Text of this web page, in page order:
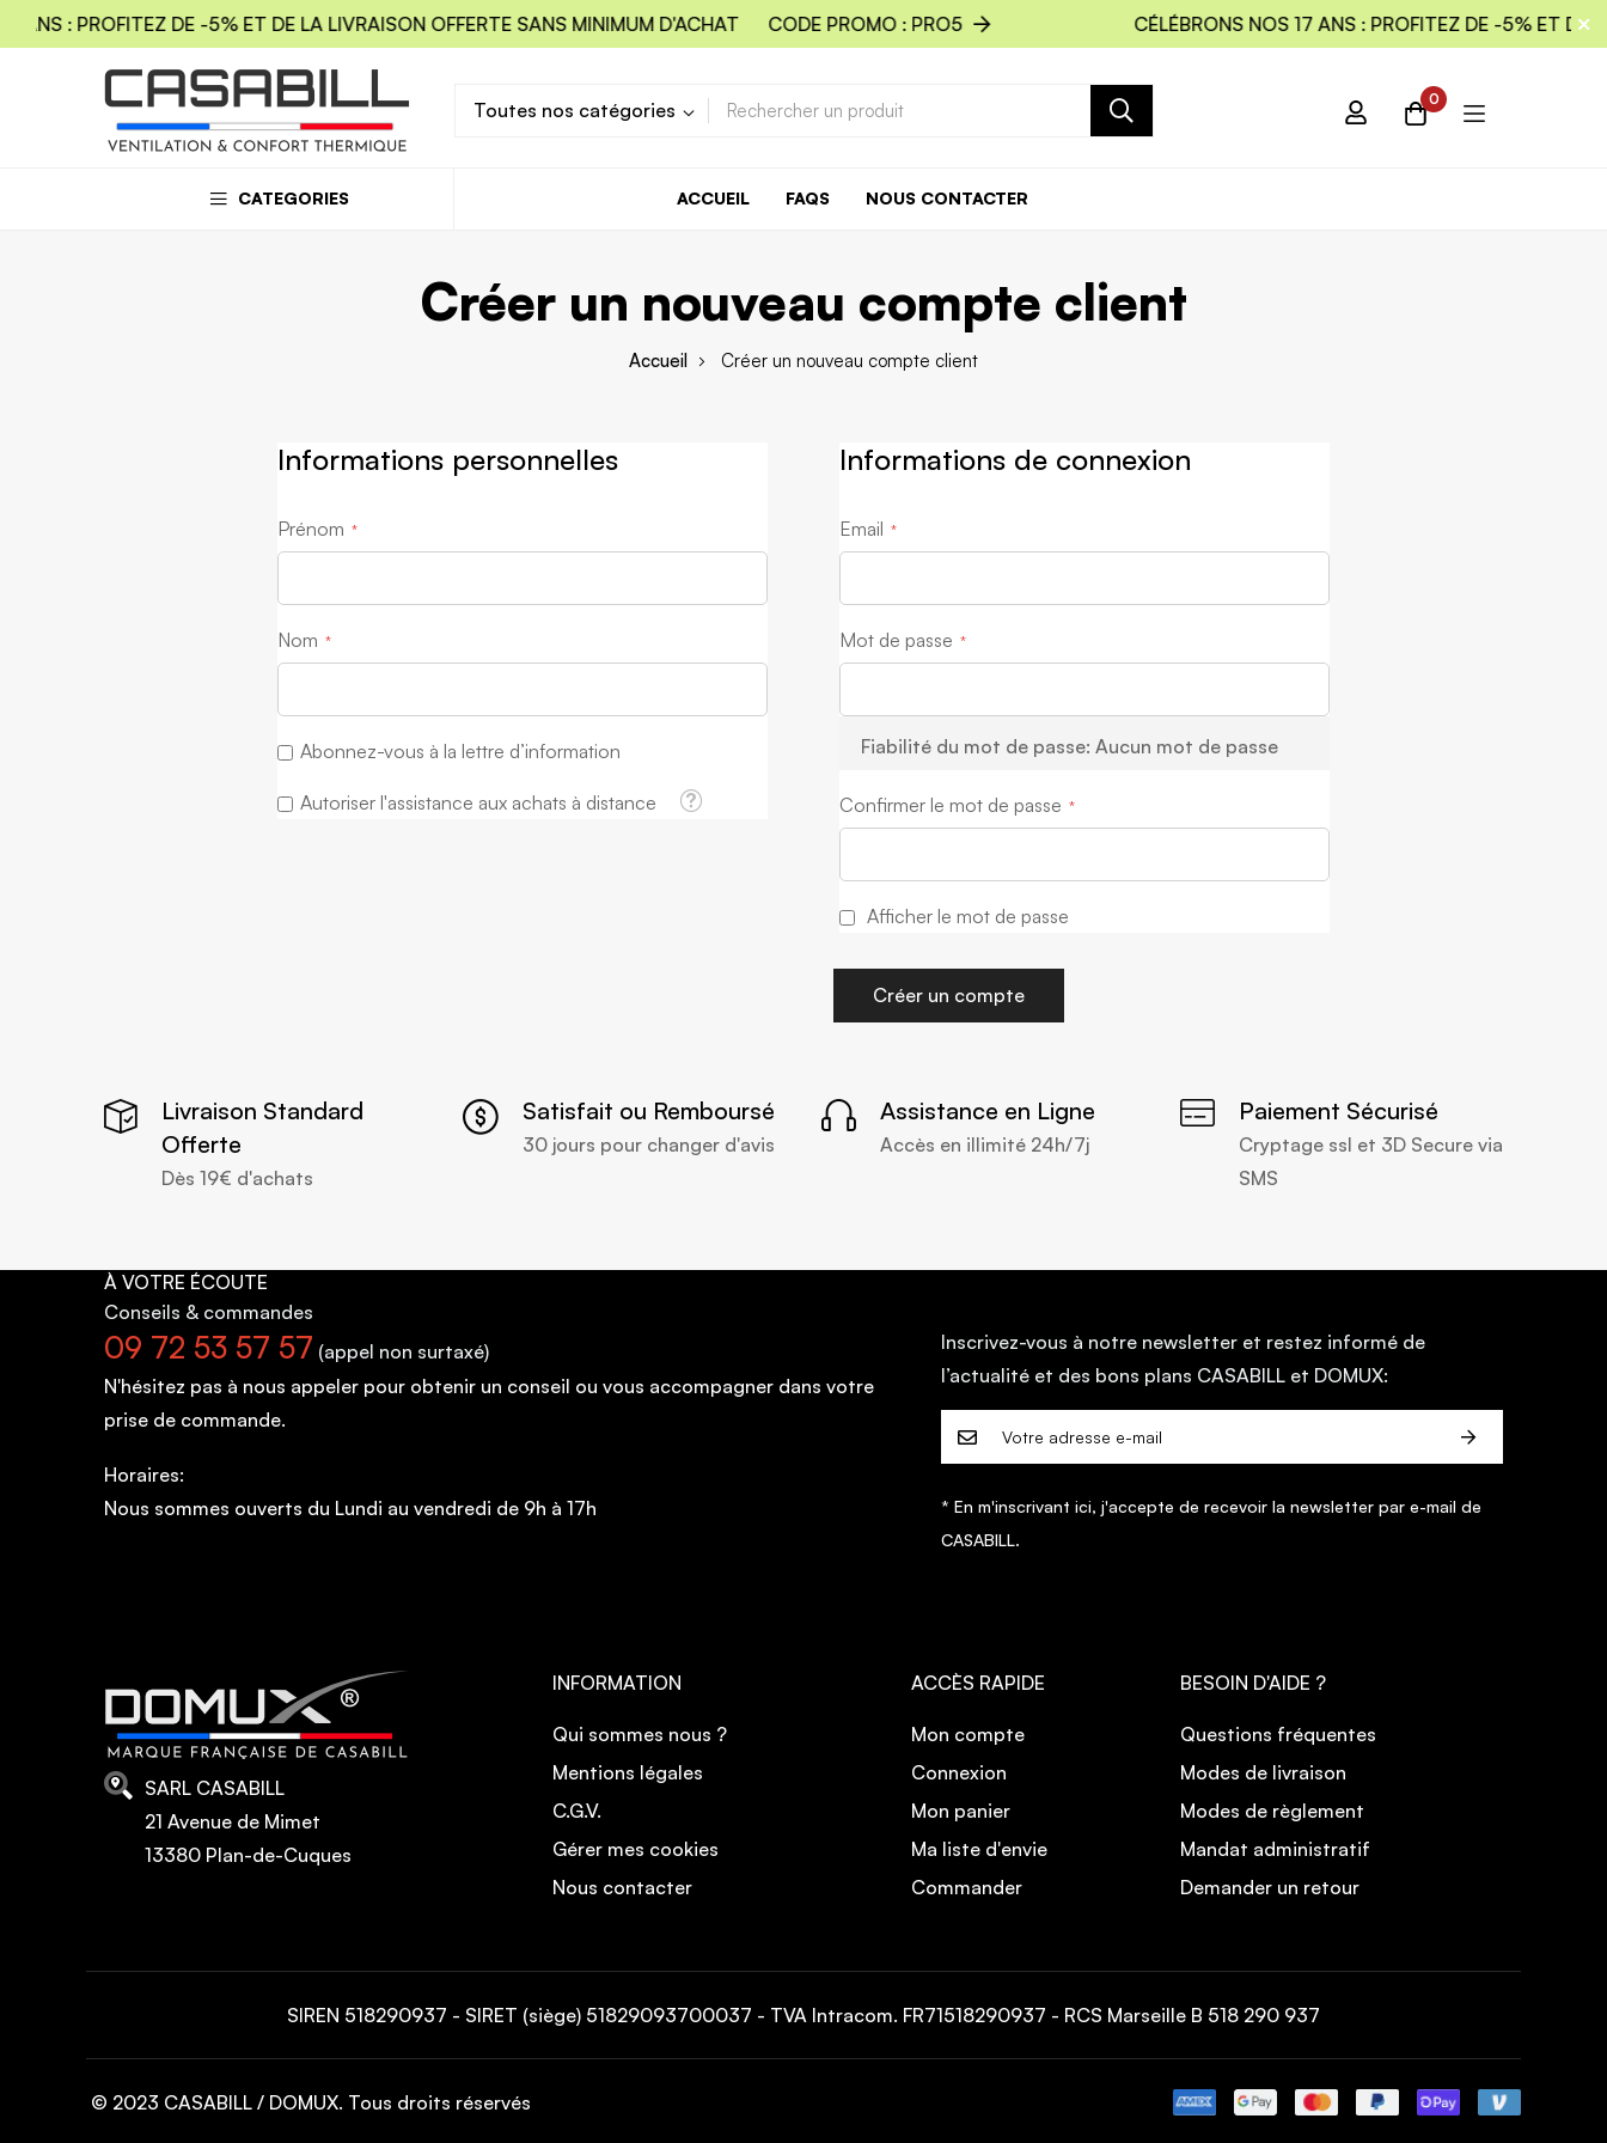
ANS : PROFITEZ DE -5% ET DE LA LIVRAISON OFFERTE SANS MINIMUM D'ACHAT CODE PROMO : PRO5 CÉLÉBRONS NOS 17 ANS : PROFITEZ DE -5% ET DE
Toutes nos catégories 0
CATEGORIES ACCUEIL FAQS NOUS CONTACTER
Créer un nouveau compte client
Accueil Créer un nouveau compte client
Informations personnelles
Prénom
Nom
Abonnez-vous à la lettre d’information
Autoriser l'assistance aux achats à distance Tooltip
Informations de connexion
Email
Mot de passe
Fiabilité du mot de passe: Aucun mot de passe
Confirmer le mot de passe
Afficher le mot de passe
Créer un compte
Livraison Standard
Offerte
Dès 19€ d'achats
Satisfait ou Remboursé
30 jours pour changer d'avis
Assistance en Ligne
Accès en illimité 24h/7j
Paiement Sécurisé
Cryptage ssl et 3D Secure via
SMS
À VOTRE ÉCOUTE
Conseils & commandes
09 72 53 57 57 (appel non surtaxé)
N'hésitez pas à nous appeler pour obtenir un conseil ou vous accompagner dans votre
prise de commande.
Horaires:
Nous sommes ouverts du Lundi au vendredi de 9h à 17h
Inscrivez-vous à notre newsletter et restez informé de
l’actualité et des bons plans CASABILL et DOMUX:
* En m'inscrivant ici, j'accepte de recevoir la newsletter par e-mail de
CASABILL.
SARL CASABILL
21 Avenue de Mimet
13380 Plan-de-Cuques
INFORMATION
Qui sommes nous ?
Mentions légales
C.G.V.
Gérer mes cookies
Nous contacter
ACCÈS RAPIDE
Mon compte
Connexion
Mon panier
Ma liste d'envie
Commander
BESOIN D'AIDE ?
Questions fréquentes
Modes de livraison
Modes de règlement
Mandat administratif
Demander un retour
SIREN 518290937 - SIRET (siège) 51829093700037 - TVA Intracom. FR71518290937 - RCS Marseille B 518 290 937
© 2023 CASABILL / DOMUX. Tous droits réservés